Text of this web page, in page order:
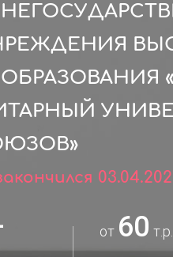
от 60